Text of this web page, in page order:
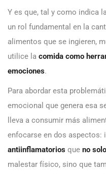
Y es que, tal y como indica
un rol fundamental en la
alimentos que se ingieren,
utilice la comida como
emociones.
Para abordar esta
emocional que genera esa
lleva a consumir más
enfocarse en dos aspectos:
antiinflamatorios que no
malestar físico, sino que